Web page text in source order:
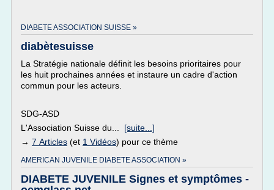
DIABETE ASSOCIATION SUISSE »
diabètesuisse
La Stratégie nationale définit les besoins prioritaires pour
les huit prochaines années et instaure un cadre d'action
commun pour les acteurs.
SDG-ASD
L'Association Suisse du... [suite...]
→ 7 Articles (et 1 Vidéos) pour ce thème
AMERICAN JUVENILE DIABETE ASSOCIATION »
DIABETE JUVENILE Signes et symptômes -